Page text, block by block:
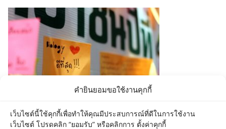
คำยินยอมขอใช้งานคุกกี้
เว็บไซต์นี้ใช้คุกกี้เพื่อทำให้คุณมีประสบการณ์ที่ดีในการใช้งาน
เว็บไซต์ โปรดคลิก “ยอมรับ” หรือคลิกการ ตั้งค่าคุกกี้
t
e
g
i